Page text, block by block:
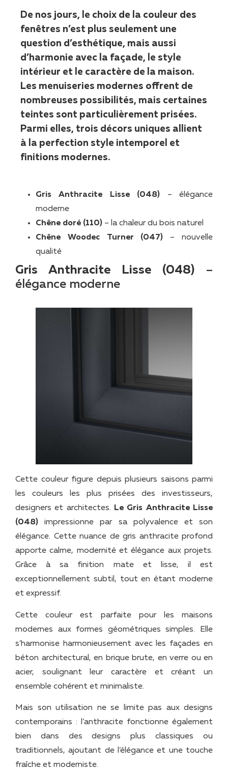
De nos jours, le choix de la couleur des
fenêtres n’est plus seulement une
question d’esthétique, mais aussi
d’harmonie avec la façade, le style
intérieur et le caractère de la maison.
Les menuiseries modernes offrent de
nombreuses possibilités, mais certaines
teintes sont particulièrement prisées.
Parmi elles, trois décors uniques allient
à la perfection style intemporel et
finitions modernes.
Gris Anthracite Lisse (048) – élégance
moderne
Chêne doré (110) – la chaleur du bois naturel
Chêne Woodec Turner (047) – nouvelle
qualité
Gris Anthracite Lisse (048) –
élégance moderne
Cette couleur figure depuis plusieurs saisons parmi
les couleurs les plus prisées des investisseurs,
designers et architectes.
Le Gris Anthracite Lisse
(048) impressionne par sa polyvalence et son
élégance. Cette nuance de gris anthracite profond
apporte calme, modernité et élégance aux projets.
Grâce à sa finition mate et lisse, il est
exceptionnellement subtil, tout en étant moderne
et expressif.
Cette couleur est parfaite pour les maisons
modernes aux formes géométriques simples. Elle
s’harmonise harmonieusement avec les façades en
béton architectural, en brique brute, en verre ou en
acier, soulignant leur caractère et créant un
ensemble cohérent et minimaliste.
Mais son utilisation ne se limite pas aux designs
contemporains : l’anthracite fonctionne également
bien dans des designs plus classiques ou
traditionnels, ajoutant de l’élégance et une touche
fraîche et moderniste.